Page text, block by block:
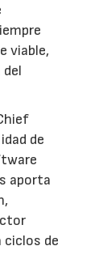
viable,
de
aporta
de